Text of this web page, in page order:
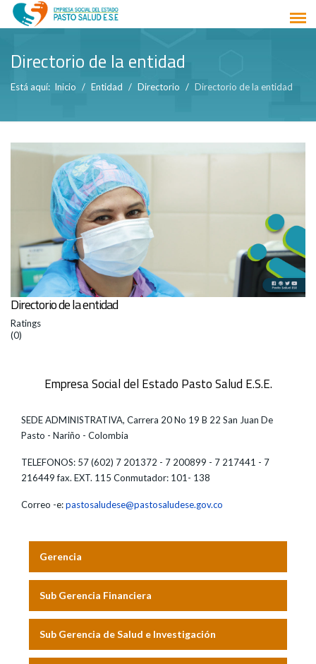
Directorio de la entidad
Está aquí: Inicio Entidad Directorio Directorio de la entidad
Directorio de la entidad
Ratings
(0)
Empresa Social del Estado Pasto Salud E.S.E.
SEDE ADMINISTRATIVA, Carrera 20 No 19 B 22 San Juan De
Pasto - Nariño - Colombia
TELEFONOS: 57 (602) 7 201372 - 7 200899 - 7 217441 - 7
216449 fax. EXT. 115 Conmutador: 101- 138
Correo -e:pastosaludese@pastosaludese.gov.co
Gerencia
Sub Gerencia Financiera
Sub Gerencia de Salud e Investigación